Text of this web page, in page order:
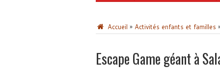
Accueil » Activités enfants et familles
Escape Game géant à